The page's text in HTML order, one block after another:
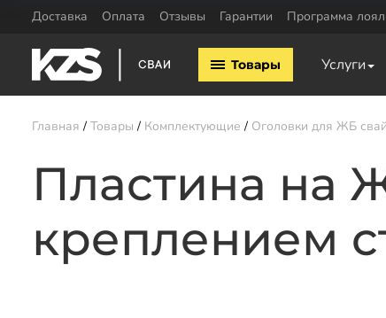
Доставка Оплата Отзывы Гарантии Программа
Товары Услуги
Винтовые сваи 57мм
Винтовые сваи 108мм
Винтовые сваи 159мм
Винтовые сваи 219мм
Сваи шурупы
ЖБ сваи
Обвязка свай
свай
Пластины для
Уголок для
Швеллер для
Главная Товары Комплектующие Оголовки для ЖБ свай
Пластина на
креплением